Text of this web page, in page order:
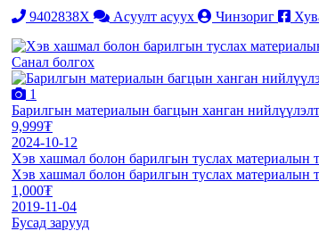
9402838X
Асуулт асуух Чинзориг
Санал болгох
1
Барилгын материалын багцын ханган
9,999₮
2024-10-12
Хэв хашмал болон барилгын туслах материалын
Хэв хашмал болон барилгын туслах материалын
1,000₮
2019-11-04
Бусад зарууд